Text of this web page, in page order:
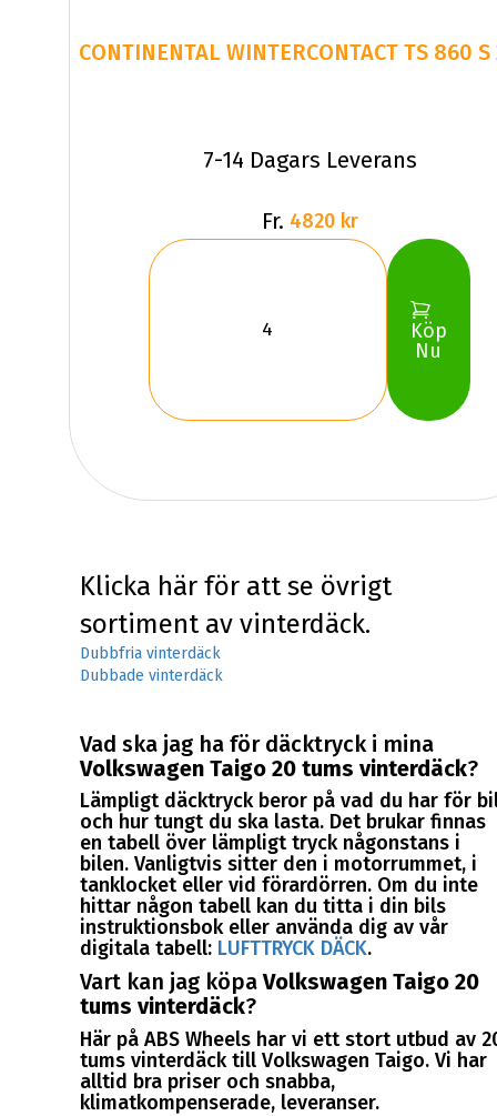
CONTINENTAL WINTERCONTACT TS 860
7-14 Dagars Leverans
Fr. 4820 kr
Köp
Nu
Klicka här för att se övrigt
sortiment av vinterdäck.
Dubbfria vinterdäck
Dubbade vinterdäck
Vad ska jag ha för däcktryck i mina
Volkswagen Taigo 20 tums vinterdäck?
Lämpligt däcktryck beror på vad du har för
och hur tungt du ska lasta. Det brukar finnas
en tabell över lämpligt tryck någonstans i
bilen. Vanligtvis sitter den i motorrummet, i
tanklocket eller vid förardörren. Om du inte
hittar någon tabell kan du titta i din bils
instruktionsbok eller använda dig av vår
digitala tabell: LUFTTRYCK DÄCK.
Vart kan jag köpaVolkswagen Taigo 20
tums vinterdäck?
Här på ABS Wheels har vi ett stort utbud av
tums vinterdäck till Volkswagen Taigo. Vi har
alltid bra priser och snabba,
klimatkompenserade, leveranser.